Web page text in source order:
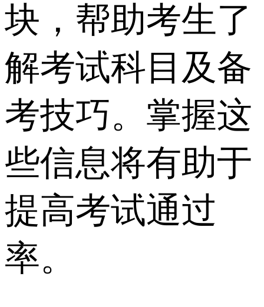
块，帮助考生了
解考试科目及备
考技巧。掌握这
些信息将有助于
提高考试通过
率。